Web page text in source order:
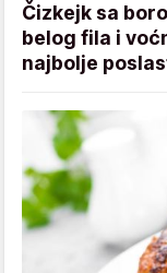
Čizkejk sa
belog fila i
najbolje